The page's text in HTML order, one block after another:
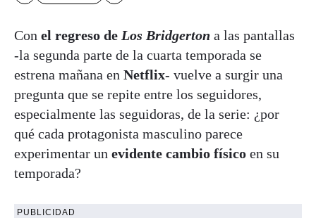
Con el regreso de Los Bridgerton a las pantallas
-la segunda parte de la cuarta temporada se
estrena mañana en Netflix- vuelve a surgir una
pregunta que se repite entre los seguidores,
especialmente las seguidoras, de la serie: ¿por
qué cada protagonista masculino parece
experimentar un evidente cambio físico en su
temporada?
PUBLICIDAD